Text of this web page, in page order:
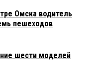
Омска водитель
пешеходов
шести моделей